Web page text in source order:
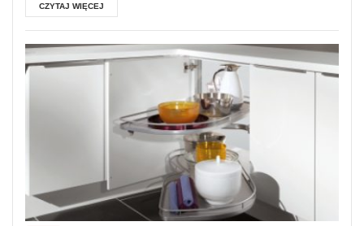
CZYTAJ WIĘCEJ